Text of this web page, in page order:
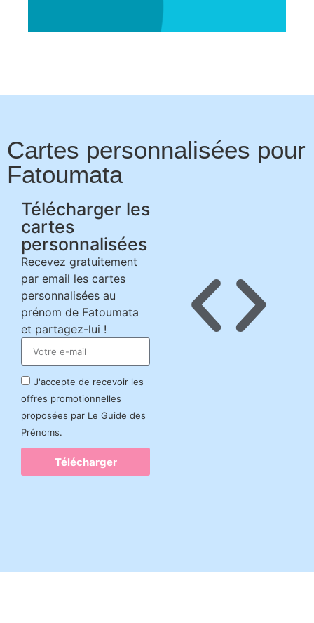
Cartes personnalisées pour
Fatoumata
Télécharger les
cartes
personnalisées
Recevez gratuitement
par email les cartes
personnalisées au
prénom de Fatoumata
et partagez-lui !
J'accepte de recevoir les
offres promotionnelles
proposées par Le Guide des
Prénoms.
Télécharger